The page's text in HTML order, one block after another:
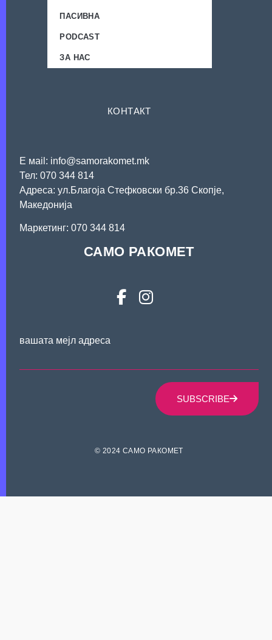
ПАСИВНА
PODCAST
ЗА НАС
КОНТАКТ
Е мail: info@samorakomet.mk
Тел: 070 344 814
Адреса: ул.Благоја Стефковски бр.36 Скопје,
Македонија
Mаркетинг: 070 344 814
САМО РАКОМЕТ
вашата мејл адреса
SUBSCRIBE
© 2024 САМО РАКОМЕТ